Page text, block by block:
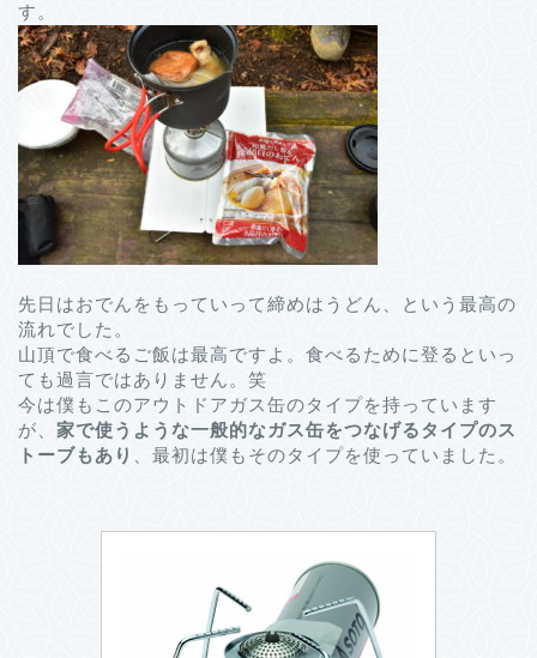
す。
先日はおでんをもっていって締めはうどん、という最高の
流れでした。
山頂で食べるご飯は最高ですよ。食べるために登るといっ
ても過言ではありません。笑
今は僕もこのアウトドアガス缶のタイプを持っています
が、 家で使うような一般的なガス缶をつなげるタイプのス
トーブもあり
、最初は僕もそのタイプを使っていました。